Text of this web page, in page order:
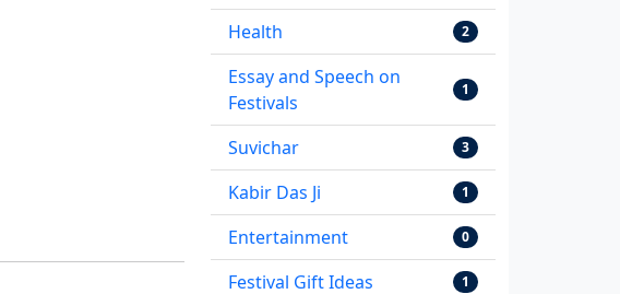
Health 2
Essay and Speech on
Festivals
1
Suvichar 3
Kabir Das Ji 1
Entertainment 0
Festival Gift Ideas 1